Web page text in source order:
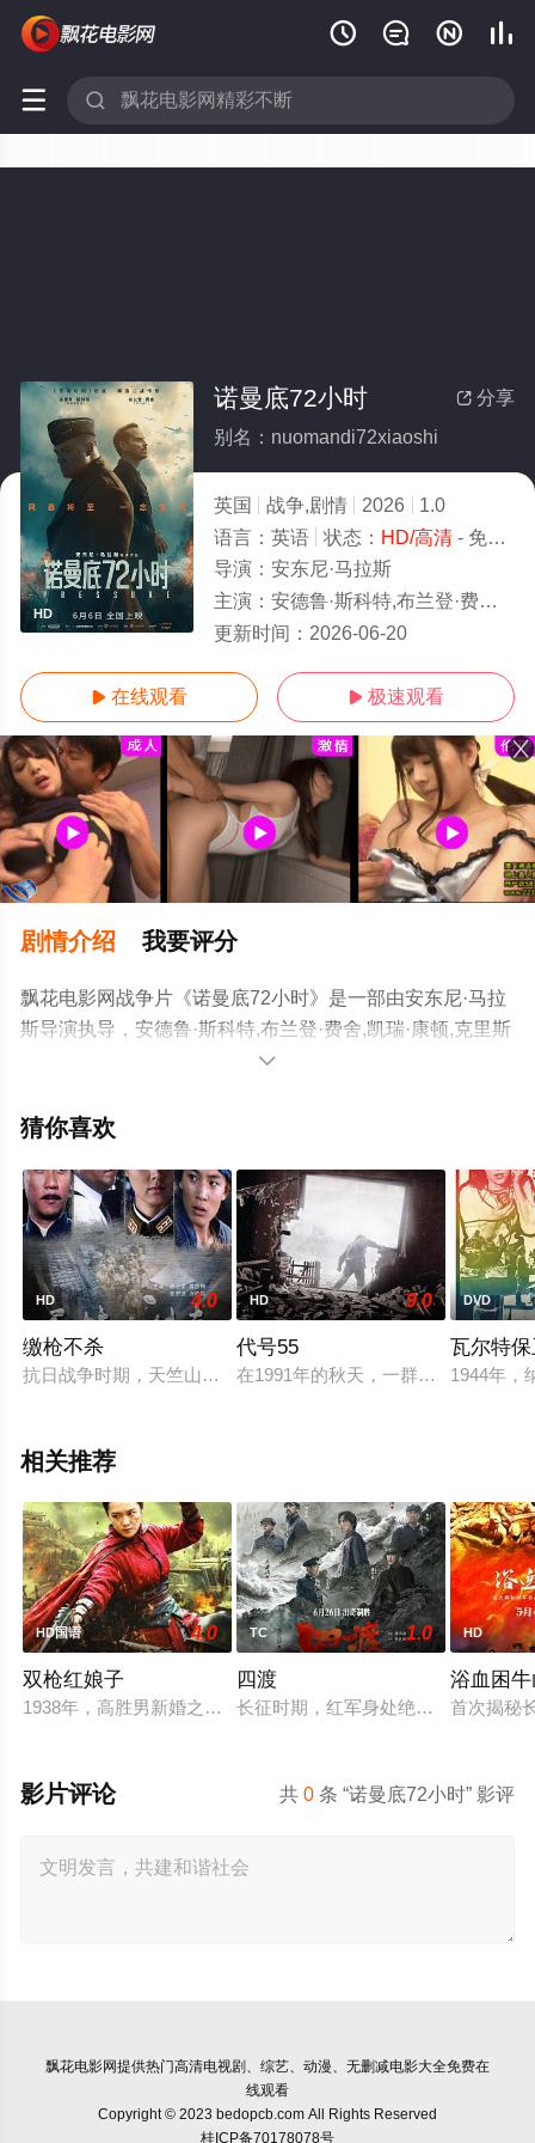
   
 
HD
 分享
诺曼底72小时
别名：nuomandi72xiaoshi
英国 战争,剧情 2026
1.0
语言： 英语 状态： HD/高清- 免费在线观看
导演： 安东尼·马拉斯
主演： 安德鲁·斯科特,布兰登·费舍,凯瑞·康顿,克里斯·梅西纳,戴米恩·路易斯,亨利·阿什顿,康·奥尼尔,塔姆馨·托波尔
更新时间： 2026-06-20
 在线观看  极速观看
剧情介绍 我要评分
飘花电影网战争片《诺曼底72小时》是一部由安东尼·马拉
斯导演执导，安德鲁·斯科特,布兰登·费舍,凯瑞·康顿,克里斯
·梅西纳,戴米恩·路易斯,亨利·阿什顿,康·奥尼尔,塔姆馨·托波
伯斯,哈里森·奥斯特菲尔德,泰勒·厄特利,理查德·克洛等演员
影大全就上飘花影院，更多相关信息可移步至豆瓣电影、
电视猫或剧情网等平台了解。

猜你喜欢
HD 4.0
缴枪不杀
抗日战争时期，天竺山是闽南游击队的根据地，四位儿童团员
HD 9.0
代号55
在1991年的秋天，一群的克罗地亚
DVD
瓦尔特
1944年，
相关推荐
HD国语 4.0
双枪红娘子
1938年，高胜男新婚之日，丈夫被日军残害，父辈亦遭屠戮。
TC 1.0
四渡
长征时期，红军身处绝境。四渡赤水
HD
浴血困
首次揭秘
共0 条 “诺曼底72小时” 影评
影片评论
飘花电影网提供热门高清电视剧、综艺、动漫、无删减电影大全免费在
线观看
Copyright © 2023 bedopcb.com All Rights Reserved
桂ICP备70178078号